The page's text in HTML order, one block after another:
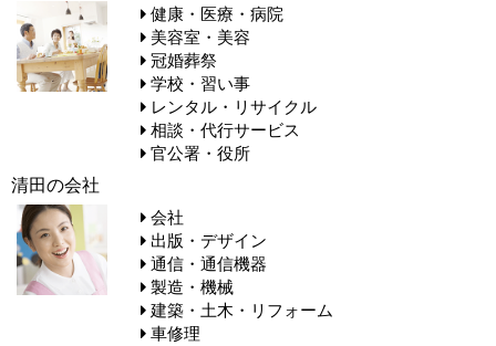
健康・医療・病院
美容室・美容
冠婚葬祭
学校・習い事
レンタル・リサイクル
相談・代行サービス
官公署・役所
清田の会社
会社
出版・デザイン
通信・通信機器
製造・機械
建築・土木・リフォーム
車修理